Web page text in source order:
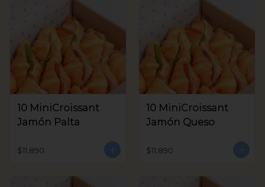
10 MiniCroissant
Jamón Palta
$11.890
10 MiniCroissant
Jamón Queso
$11.890